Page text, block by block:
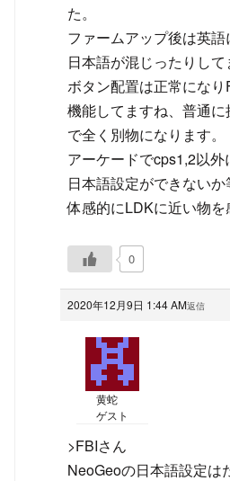
た。
ファームアップ後は英
日本語が混じったりして
ボタン配置は正常にな
機能してますね、普通
で全く別物になります。
アーケードでcps1,2以
日本語設定ができない
体感的にLDKに近い物を
0
2020年12月9日 1:44 AM返信
黄蛇
ゲスト
>FBIさん
NeoGeoの日本語設定は